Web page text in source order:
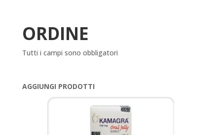
ORDINE
Tutti i campi sono obbligatori
AGGIUNGI PRODOTTI